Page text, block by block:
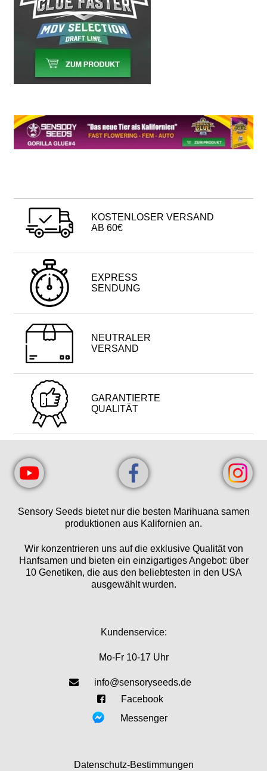
KOSTENLOSER VERSAND
AB 60€
EXPRESS
SENDUNG
NEUTRALER
VERSAND
GARANTIERTE
QUALITÄT
Sensory Seeds bietet nur die besten Marihuana samen
produktionen aus Kalifornien an.
Wir konzentrieren uns auf die exklusive Qualität von
Hanfsamen und bieten ein einzigartiges Angebot: über
10 Genetiken, die aus den beliebtesten in den USA
ausgewählt wurden.
Kundenservice:
Mo-Fr 10-17 Uhr
info@sensoryseeds.de
Facebook
Messenger
Datenschutz-Bestimmungen